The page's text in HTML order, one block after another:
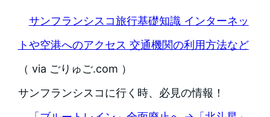
サンフランシスコ旅行基礎知識 インターネッ
トや空港へのアクセス 交通機関の利用方法など
（ via ごりゅご.com ）
サンフランシスコに行く時、必見の情報！